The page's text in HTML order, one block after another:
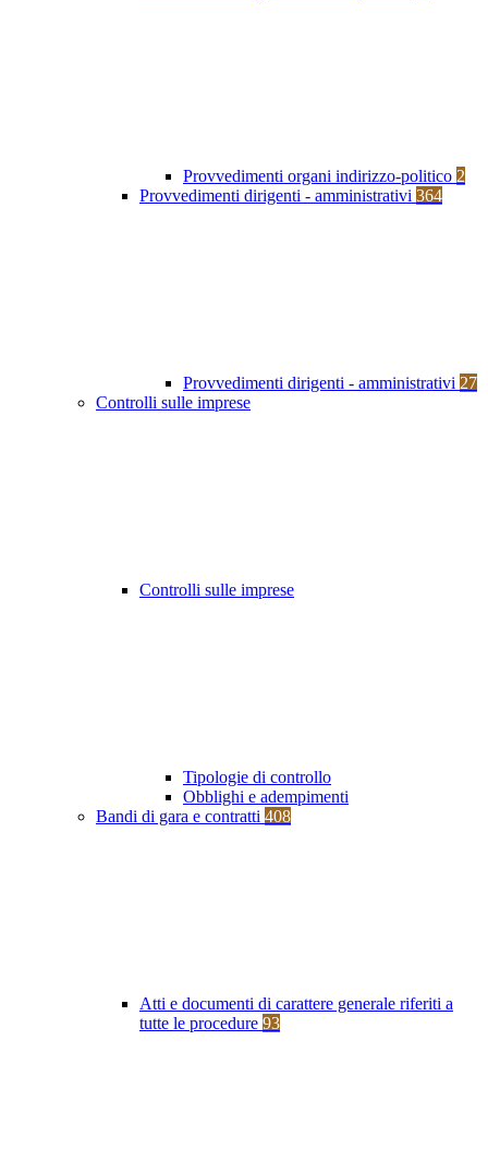
Provvedimenti organi indirizzo-politico 2
Provvedimenti dirigenti - amministrativi 364
Provvedimenti dirigenti - amministrativi 27
Controlli sulle imprese
Controlli sulle imprese
Tipologie di controllo
Obblighi e adempimenti
Bandi di gara e contratti 408
Atti e documenti di carattere generale riferiti a
tutte le procedure 93